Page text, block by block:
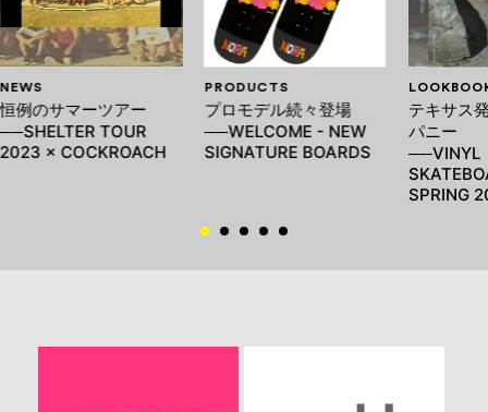
NEWS
恒例のサマーツアー
──SHELTER TOUR
2023 × COCKROACH
PRODUCTS
プロモデル続々登場
──WELCOME - NEW
SIGNATURE BOARDS
テキサス
パニー
──VINYL
SPRING